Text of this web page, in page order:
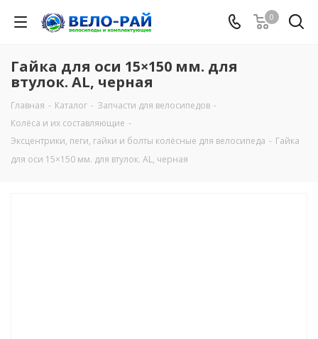
0
Гайка для оси 15×150 мм. для
втулок. AL, черная
Главная - Каталог - Запчасти для велосипедов -
Колёса и их составляющие -
Эксцентрики, пеги, гайки и болты колёсные для велосипеда - Гайка
для оси 15×150 мм. для втулок. AL, черная